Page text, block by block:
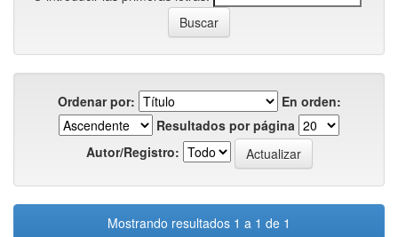
Ordenar por:
En orden:
Resultados por página
Autor/Registro:
Mostrando resultados 1 a 1 de 1